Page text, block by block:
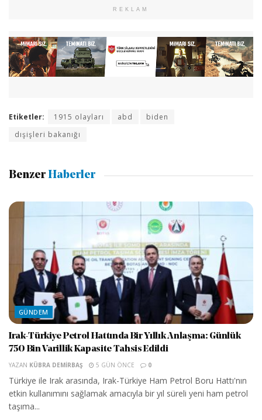
REKLAM
Etiketler: 1915 olayları abd
biden
dışişleri bakanığı
Benzer Haberler
GÜNDEM
Irak-Türkiye Petrol Hattında Bir Yıllık Anlaşma: Günlük
750 Bin Varillik Kapasite Tahsis Edildi
YAZAN KÜBRA DEMIRBAŞ 5 GÜN ÖNCE 0
Türkiye ile Irak arasında, Irak-Türkiye Ham Petrol Boru Hattı'nın
etkin kullanımını sağlamak amacıyla bir yıl süreli yeni ham petrol
taşıma...